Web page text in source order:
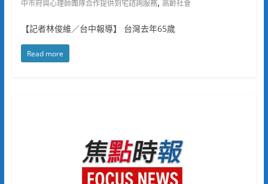
中市府與心理師團隊合作提供到宅諮詢服務 高齡社會
【記者林俊維／台中報導】 台灣去年65歲
Read more